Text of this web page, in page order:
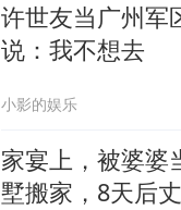
许世友当广州军
说：我不想去
小影的娱乐
家宴上，被婆婆
墅搬家，8天后